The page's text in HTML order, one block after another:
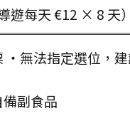
× 8 天） ・
選位，建議
食品